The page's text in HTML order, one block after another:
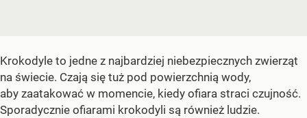
Krokodyle to jedne z najbardziej niebezpiecznych zwierząt
na świecie. Czają się tuż pod powierzchnią wody,
aby zaatakować w momencie, kiedy ofiara straci czujność.
Sporadycznie ofiarami krokodyli są również ludzie.